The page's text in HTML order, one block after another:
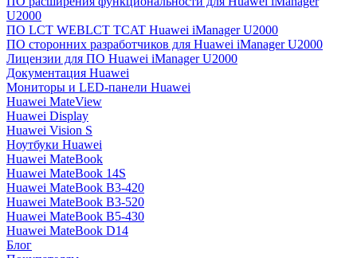
U2000
ПО LCT WEBLCT TCAT Huawei iManager U2000
ПО сторонних разработчиков для Huawei iManager U2000
Лицензии для ПО Huawei iManager U2000
Документация Huawei
Мониторы и LED-панели Huawei
Huawei MateView
Huawei Display
Huawei Vision S
Ноутбуки Huawei
Huawei MateBook
Huawei MateBook 14S
Huawei MateBook B3-420
Huawei MateBook B3-520
Huawei MateBook B5-430
Huawei MateBook D14
Блог